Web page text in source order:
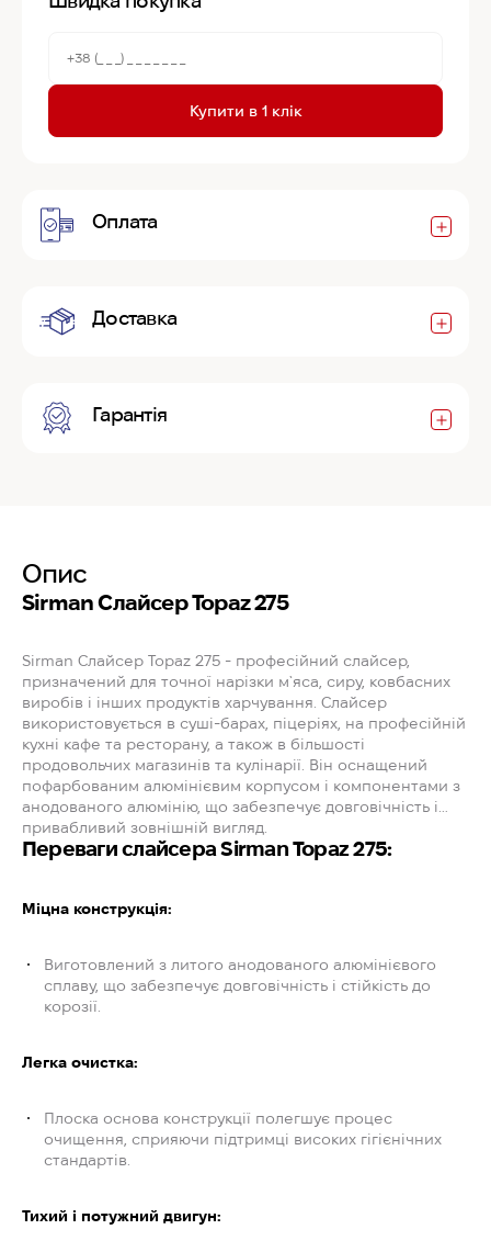
Купити в 1 клік
Оплата
Доставка
Гарантія
Опис
Sirman Слайсер Topaz 275
Sirman Слайсер Topaz 275 - професійний слайсер,
призначений для точної нарізки м`яса, сиру, ковбасних
виробів і інших продуктів харчування. Слайсер
використовується в суші-барах, піцеріях, на професійній
кухні кафе та ресторану, а також в більшості
продовольчих магазинів та кулінарії. Він оснащений
пофарбованим алюмінієвим корпусом і компонентами з
анодованого алюмінію, що забезпечує довговічність і
привабливий зовнішній вигляд.
Переваги слайсера Sirman Topaz 275:
Міцна конструкція:
Виготовлений з литого анодованого алюмінієвого
сплаву, що забезпечує довговічність і стійкість до
корозії.
Легка очистка:
Плоска основа конструкції полегшує процес
очищення, сприяючи підтримці високих гігієнічних
стандартів.
Тихий і потужний двигун: